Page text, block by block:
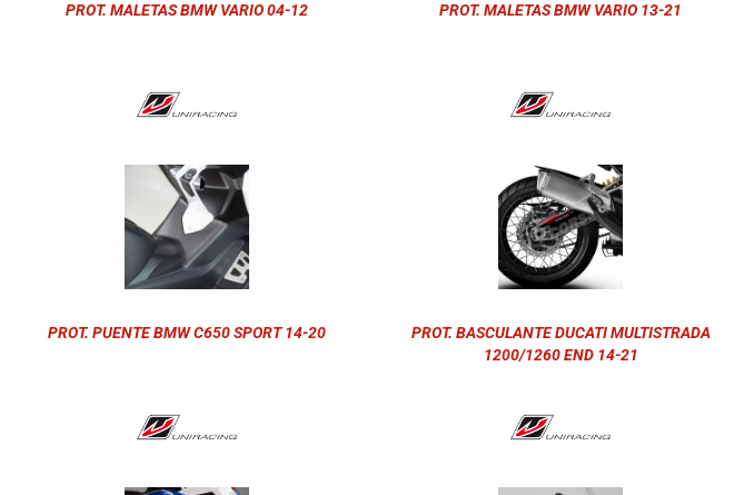
PROT. MALETAS BMW VARIO 04-12 PROT. MALETAS BMW VARIO 13-21
PROT. PUENTE BMW C650 SPORT 14-20
PROT. BASCULANTE DUCATI MULTISTRADA
1200/1260 END 14-21